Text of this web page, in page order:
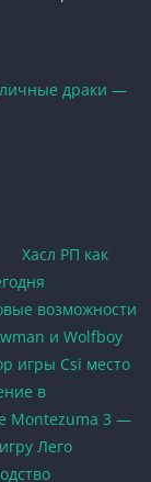
драки —
Хасл РП как
возможности
и Wolfboy
игры Csi место
в
Montezuma 3 —
Лего